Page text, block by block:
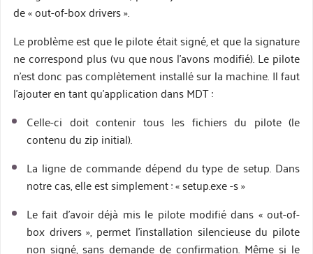
de « out-of-box drivers ».
Le problème est que le pilote était signé, et que la signature
ne correspond plus (vu que nous l’avons modifié). Le pilote
n’est donc pas complètement installé sur la machine. Il faut
l’ajouter en tant qu’application dans MDT :
Celle-ci doit contenir tous les fichiers du pilote (le
contenu du zip initial).
La ligne de commande dépend du type de setup. Dans
notre cas, elle est simplement : « setup.exe -s »
Le fait d’avoir déjà mis le pilote modifié dans « out-of-
box drivers », permet l’installation silencieuse du pilote
non signé, sans demande de confirmation. Même si le